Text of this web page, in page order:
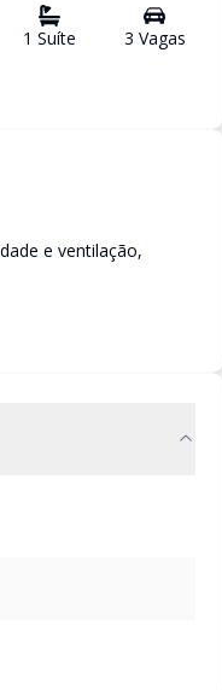
1 Suíte 3 Vagas
e ventilação,